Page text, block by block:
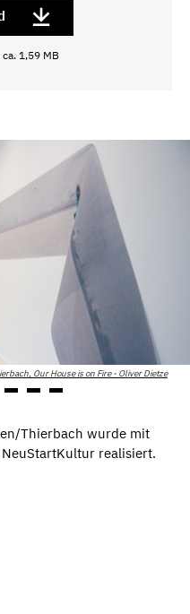
1,59 MB
Our House is on Fire - Oliver Dietze
Thierbach wurde mit
realisiert.